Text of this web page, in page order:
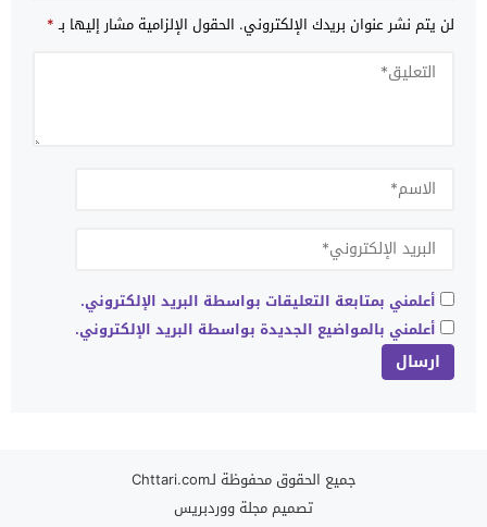
لن يتم نشر عنوان بريدك الإلكتروني. الحقول الإلزامية مشار إليها بـ*
أعلمني بمتابعة التعليقات بواسطة البريد الإلكتروني.
أعلمني بالمواضيع الجديدة بواسطة البريد الإلكتروني.
جميع الحقوق محفوظة لـChttari.com
تصميممجلة ووردبريس